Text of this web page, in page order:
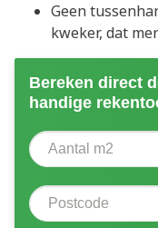
Geen
kweker, dat
Bereken direct
handige
Aantal
Postcode